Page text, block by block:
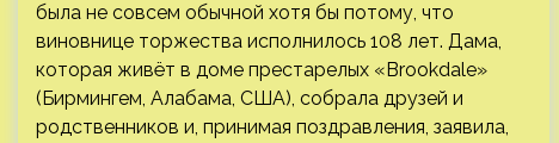
была не совсем обычной хотя бы потому, что
виновнице торжества исполнилось 108 лет. Дама,
которая живёт в доме престарелых «Brookdale»
(Бирмингем, Алабама, США), собрала друзей и
родственников и, принимая поздравления, заявила,